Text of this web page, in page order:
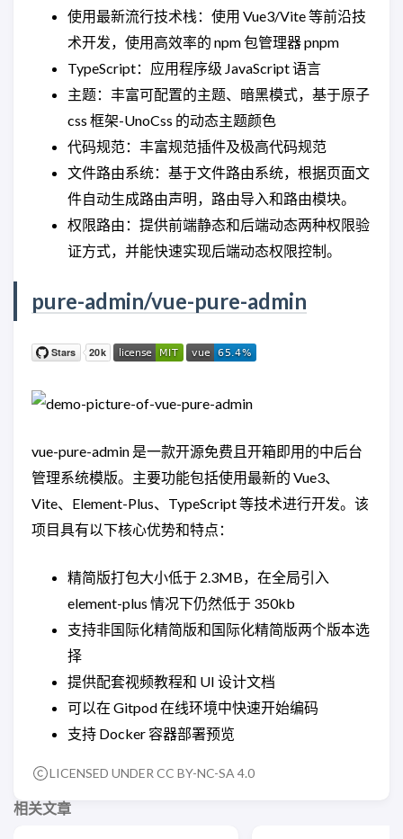
使用最新流行技术栈：使用 Vue3/Vite 等前沿技
术开发，使用高效率的 npm 包管理器 pnpm
TypeScript：应用程序级 JavaScript 语言
主题：丰富可配置的主题、暗黑模式，基于原子
css 框架-UnoCss 的动态主题颜色
代码规范：丰富规范插件及极高代码规范
文件路由系统：基于文件路由系统，根据页面文
件自动生成路由声明，路由导入和路由模块。
权限路由：提供前端静态和后端动态两种权限验
证方式，并能快速实现后端动态权限控制。
pure-admin/vue-pure-admin
vue-pure-admin 是一款开源免费且开箱即用的中后台
管理系统模版。主要功能包括使用最新的 Vue3、
Vite、Element-Plus、TypeScript 等技术进行开发。该
项目具有以下核心优势和特点：
精简版打包大小低于 2.3MB，在全局引入
element-plus 情况下仍然低于 350kb
支持非国际化精简版和国际化精简版两个版本选
择
提供配套视频教程和 UI 设计文档
可以在 Gitpod 在线环境中快速开始编码
支持 Docker 容器部署预览
LICENSED UNDER CC BY-NC-SA 4.0
相关文章